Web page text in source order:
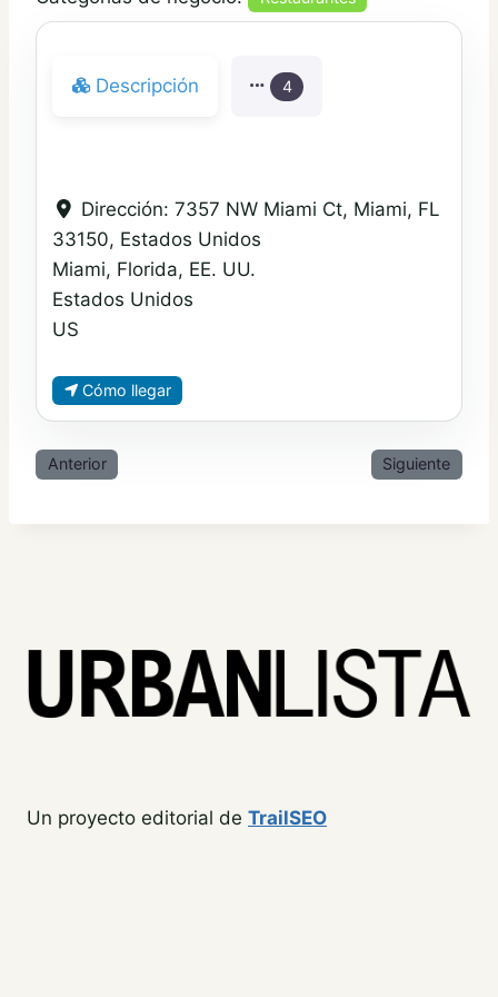
Descripción 4
Dirección:7357 NW Miami Ct, Miami, FL
33150, Estados Unidos
Miami, Florida, EE. UU.
Estados Unidos
US
Cómo llegar
Anterior Siguiente
Un proyecto editorial de TrailSEO